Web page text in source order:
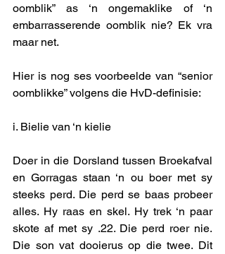
oomblik” as ‘n ongemaklike of ‘n
embarrasserende oomblik nie? Ek vra
maar net.
Hier is nog ses voorbeelde van “senior
oomblikke” volgens die HvD-definisie:
i. Bielie van ‘n kielie
Doer in die Dorsland tussen Broekafval
en Gorragas staan ‘n ou boer met sy
steeks perd. Die perd se baas probeer
alles. Hy raas en skel. Hy trek ‘n paar
skote af met sy .22. Die perd roer nie.
Die son vat dooierus op die twee. Dit